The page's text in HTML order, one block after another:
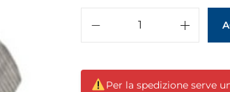
Per la spedizione serve